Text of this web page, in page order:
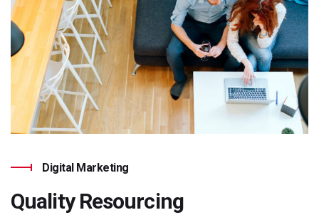
Digital Marketing
Quality Resourcing